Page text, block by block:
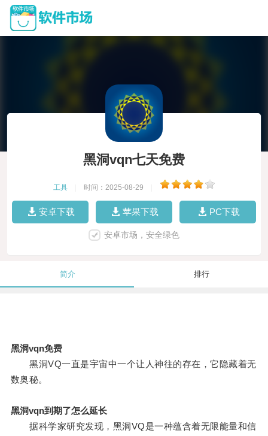
黑洞vqn七天免费
工具 时间：2025-08-29
安卓下载 苹果下载 PC下载
安卓市场，安全绿色
简介 排行
黑洞vqn免费
黑洞VQ一直是宇宙中一个让人神往的存在，它隐藏着无
数奥秘。
黑洞vqn到期了怎么延长
据科学家研究发现，黑洞VQ是一种蕴含着无限能量和信